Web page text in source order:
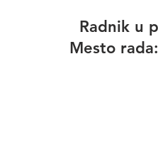
Radnik u
Mesto rada: